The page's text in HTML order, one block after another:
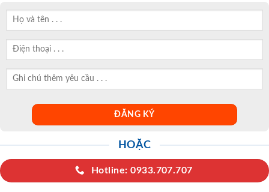
HOẶC
Hotline: 0933.707.707